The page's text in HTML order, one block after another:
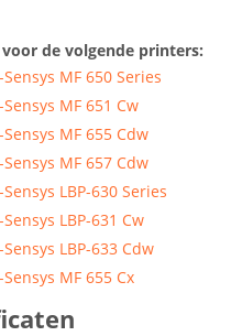
de volgende printers:
MF 650 Series
MF 651 Cw
MF 655 Cdw
MF 657 Cdw
LBP-630 Series
LBP-631 Cw
LBP-633 Cdw
MF 655 Cx